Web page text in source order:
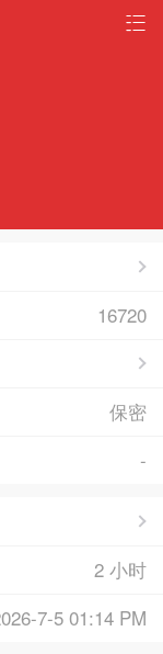
16720
保密
-
2 小时
7-5 01:14 PM